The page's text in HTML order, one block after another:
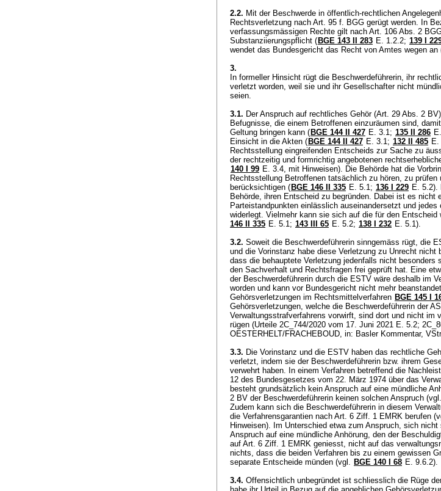
2.2. Mit der Beschwerde in öffentlich-rechtlichen
Rechtsverletzung nach Art. 95 f. BGG gerügt werden. In
verfassungsmässigen Rechte gilt nach Art. 106 Abs. 2
Substanziierungspflicht ( BGE 143 II 283 E. 1.2.2; 139 I
wendet das Bundesgericht das Recht von Amtes wegen an
3.
In formeller Hinsicht rügt die Beschwerdeführerin, ihr
verletzt worden, weil sie und ihr Gesellschafter nicht
seien.
3.1. Der Anspruch auf rechtliches Gehör (Art. 29 Abs. 2 BV
Befugnisse, die einem Betroffenen einzuräumen sind,
Geltung bringen kann ( BGE 144 II 427 E. 3.1; 135 II 286
Einsicht in die Akten ( BGE 144 II 427 E. 3.1; 132 II 485
Rechtsstellung eingreifenden Entscheids zur Sache zu
der rechtzeitig und formrichtig angebotenen
140 I 99 E. 3.4, mit Hinweisen). Die Behörde hat die
Rechtsstellung Betroffenen tatsächlich zu hören, zu
berücksichtigen ( BGE 146 II 335 E. 5.1; 136 I 229 E. 5.2).
Behörde, ihren Entscheid zu begründen. Dabei ist es
Parteistandpunkten einlässlich auseinandersetzt und
widerlegt. Vielmehr kann sie sich auf die für den
146 II 335 E. 5.1; 143 III 65 E. 5.2; 138 I 232 E. 5.1).
3.2. Soweit die Beschwerdeführerin sinngemäss rügt, die
und die Vorinstanz habe diese Verletzung zu Unrecht nicht
dass die behauptete Verletzung jedenfalls nicht besonders
den Sachverhalt und Rechtsfragen frei geprüft hat. Eine
der Beschwerdeführerin durch die ESTV wäre deshalb im
worden und kann vor Bundesgericht nicht mehr
Gehörsverletzungen im Rechtsmittelverfahren BGE 145 I
Gehörsverletzungen, welche die Beschwerdeführerin der
Verwaltungsstrafverfahrens vorwirft, sind dort und nicht im
rügen (Urteile 2C_744/2020 vom 17. Juni 2021 E. 5.2;
OESTERHELT/FRACHEBOUD, in: Basler Kommentar,
3.3. Die Vorinstanz und die ESTV haben das rechtliche
verletzt, indem sie der Beschwerdeführerin bzw. ihrem
verwehrt haben. In einem Verfahren betreffend die
12 des Bundesgesetzes vom 22. März 1974 über das
besteht grundsätzlich kein Anspruch auf eine mündliche
2 BV der Beschwerdeführerin keinen solchen Anspruch (vgl.
Zudem kann sich die Beschwerdeführerin in diesem
die Verfahrensgarantien nach Art. 6 Ziff. 1 EMRK berufen
Hinweisen). Im Unterschied etwa zum Anspruch, sich
Anspruch auf eine mündliche Anhörung, den der
auf Art. 6 Ziff. 1 EMRK geniesst, nicht auf das
nichts, dass die beiden Verfahren bis zu einem gewissen
separate Entscheide münden (vgl. BGE 140 I 68 E. 9.6.2).
3.4. Offensichtlich unbegründet ist schliesslich die Rüge